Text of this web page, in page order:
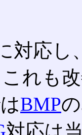
対応
れも
BMP